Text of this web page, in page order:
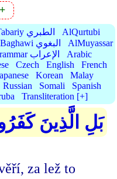
AtTabariy الطبري
AlQurtubi
AlBaghawi البغوي
AlMuyassar
Grammar الإعراب
Arabic
Czech English
French
Korean
Malay
Russian Somali
Spanish
Transliteration [+]
بَلِ الَّذِينَ
za lež to